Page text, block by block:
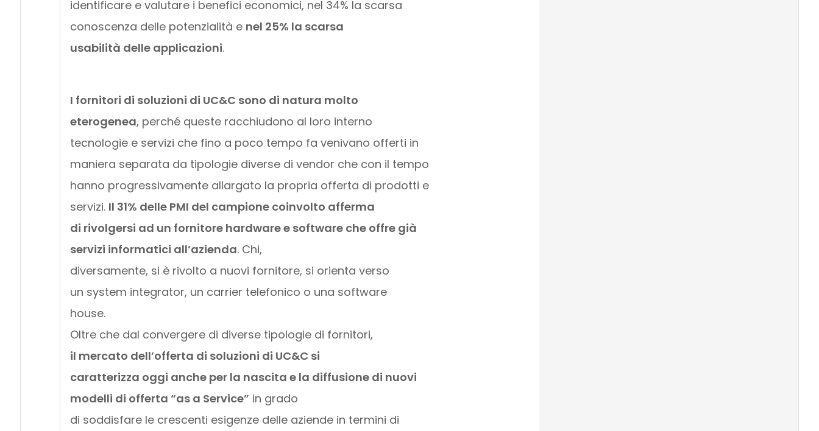
identificare e valutare i benefici economici, nel 34% la scarsa
conoscenza delle potenzialità e nel 25% la scarsa
usabilità delle applicazioni.
I fornitori di soluzioni di UC&C sono di natura molto
eterogenea, perché queste racchiudono al loro interno
tecnologie e servizi che fino a poco tempo fa venivano offerti in
maniera separata da tipologie diverse di vendor che con il tempo
hanno progressivamente allargato la propria offerta di prodotti e
servizi. Il 31% delle PMI del campione coinvolto afferma
di rivolgersi ad un fornitore hardware e software che offre già
servizi informatici all’azienda. Chi,
diversamente, si è rivolto a nuovi fornitore, si orienta verso
un system integrator, un carrier telefonico o una software
house.
Oltre che dal convergere di diverse tipologie di fornitori,
il mercato dell’offerta di soluzioni di UC&C si
caratterizza oggi anche per la nascita e la diffusione di nuovi
modelli di offerta “as a Service” in grado
di soddisfare le crescenti esigenze delle aziende in termini di